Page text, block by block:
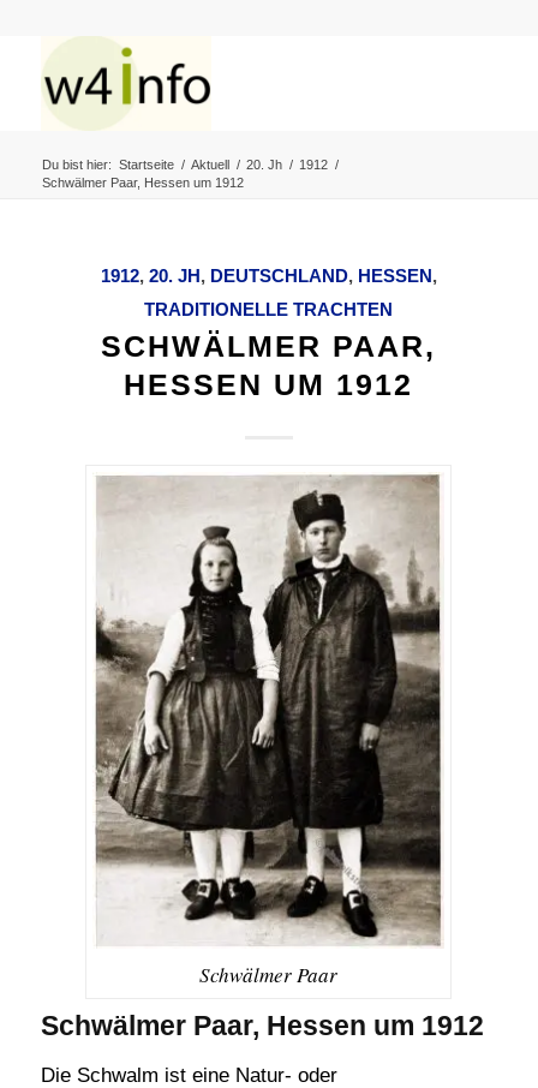
Du bist hier: Startseite / Aktuell / 20. Jh / 1912 /
Schwälmer Paar, Hessen um 1912
1912, 20. JH, DEUTSCHLAND, HESSEN,
TRADITIONELLE TRACHTEN
SCHWÄLMER PAAR,
HESSEN UM 1912
Schwälmer Paar
Schwälmer Paar, Hessen um 1912
Die Schwalm ist eine Natur- oder